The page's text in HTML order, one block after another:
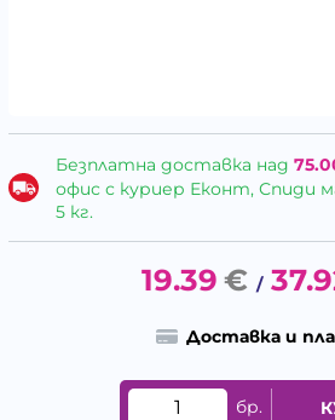
Безплатна доставка над
офис с куриер Еконт, Спиди
5 кг.
19.39 € /
Доставка и
бр.